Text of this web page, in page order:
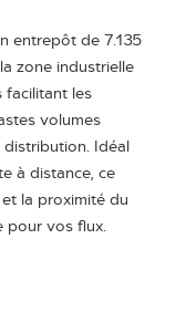
entrepôt de 7.135
zone industrielle
facilitant les
volumes
Idéal
à distance, ce
et la proximité du
pour vos flux.